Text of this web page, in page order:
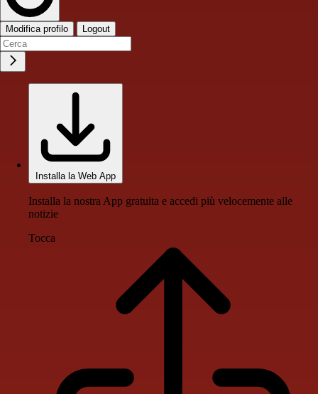
Modifica profilo Logout
Installa la Web App
Installa la nostra App gratuita e accedi più velocemente alle
notizie
Tocca